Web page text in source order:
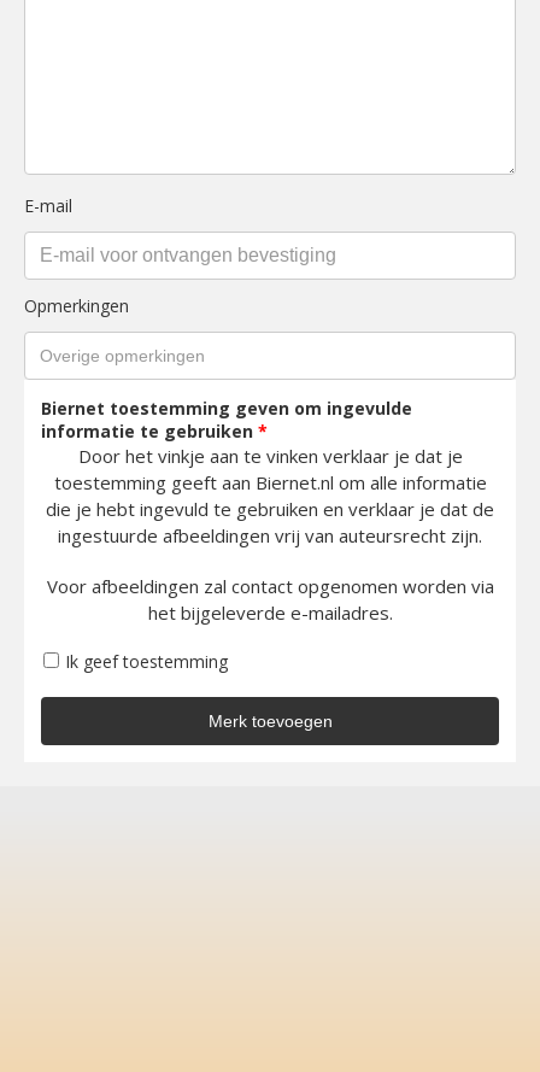
E-mail
Opmerkingen
Biernet toestemming geven om ingevulde
informatie te gebruiken *
Door het vinkje aan te vinken verklaar je dat je
toestemming geeft aan Biernet.nl om alle informatie
die je hebt ingevuld te gebruiken en verklaar je dat de
ingestuurde afbeeldingen vrij van auteursrecht zijn.
Voor afbeeldingen zal contact opgenomen worden via
het bijgeleverde e-mailadres.
Ik geef toestemming